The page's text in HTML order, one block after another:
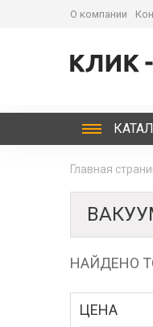
О компании
Главная
НАЙДЕНО
ЦЕНА